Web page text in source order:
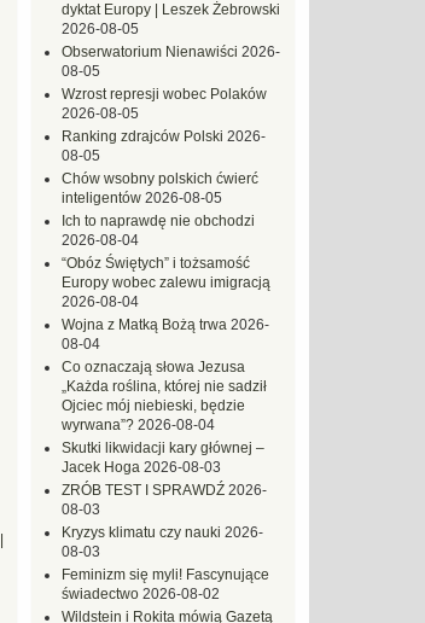
dyktat Europy | Leszek Żebrowski
2026-08-05
Obserwatorium Nienawiści 2026-
08-05
Wzrost represji wobec Polaków
2026-08-05
Ranking zdrajców Polski 2026-
08-05
Chów wsobny polskich ćwierć
inteligentów 2026-08-05
Ich to naprawdę nie obchodzi
2026-08-04
“Obóz Świętych” i tożsamość
Europy wobec zalewu imigracją
2026-08-04
Wojna z Matką Bożą trwa 2026-
08-04
Co oznaczają słowa Jezusa
„Każda roślina, której nie sadził
Ojciec mój niebieski, będzie
wyrwana”? 2026-08-04
Skutki likwidacji kary głównej –
Jacek Hoga 2026-08-03
ZRÓB TEST I SPRAWDŹ 2026-
08-03
Kryzys klimatu czy nauki 2026-
08-03
Feminizm się myli! Fascynujące
świadectwo 2026-08-02
Wildstein i Rokita mówią Gazetą